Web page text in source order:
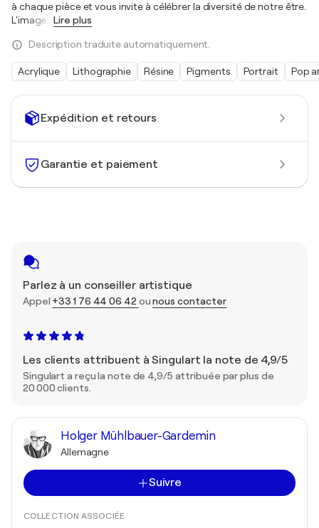
Expédition et retours
Garantie et paiement
Parlez à un conseiller artistique
Appel +33 1 76 44 06 42 ounous contacter
Les clients attribuent à Singulart la note de 4,9/5
Singulart a reçu la note de 4,9/5 attribuée par plus de
20 000 clients.
Holger Mühlbauer-Gardemin
Allemagne
Suivre
COLLECTION ASSOCIÉE
à chaque pièce et vous invite à célébrer la diversité de notre être.
L'image
Lire plus
Description traduite automatiquement.
Acrylique Lithographie Résine Pigments Portrait Pop